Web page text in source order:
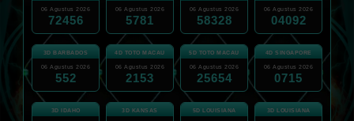
06 Agustus 2026
72456
06 Agustus 2026
5781
06 Agustus 2026
58328
06 Agustus 2026
04092
3D BARBADOS
06 Agustus 2026
552
4D TOTO MACAU
06 Agustus 2026
2153
5D TOTO MACAU
06 Agustus 2026
25654
4D SINGAPORE
06 Agustus 2026
0715
3D IDAHO 3D KANSAS 5D LOUISIANA 3D LOUISIANA